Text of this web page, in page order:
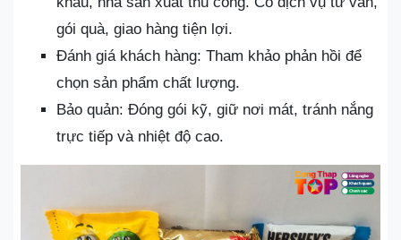
gói quà, giao hàng tiện lợi.
Đánh giá khách hàng: Tham khảo phản hồi để
chọn sản phẩm chất lượng.
Bảo quản: Đóng gói kỹ, giữ nơi mát, tránh nắng
trực tiếp và nhiệt độ cao.